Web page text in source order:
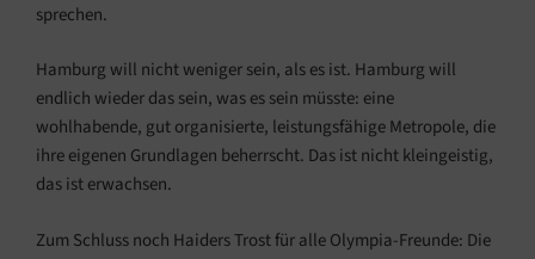
sprechen.
Hamburg will nicht weniger sein, als es ist. Hamburg will
endlich wieder das sein, was es sein müsste: eine
wohlhabende, gut organisierte, leistungsfähige Metropole, die
ihre eigenen Grundlagen beherrscht. Das ist nicht kleingeistig,
das ist erwachsen.
Zum Schluss noch Haiders Trost für alle Olympia-Freunde: Die